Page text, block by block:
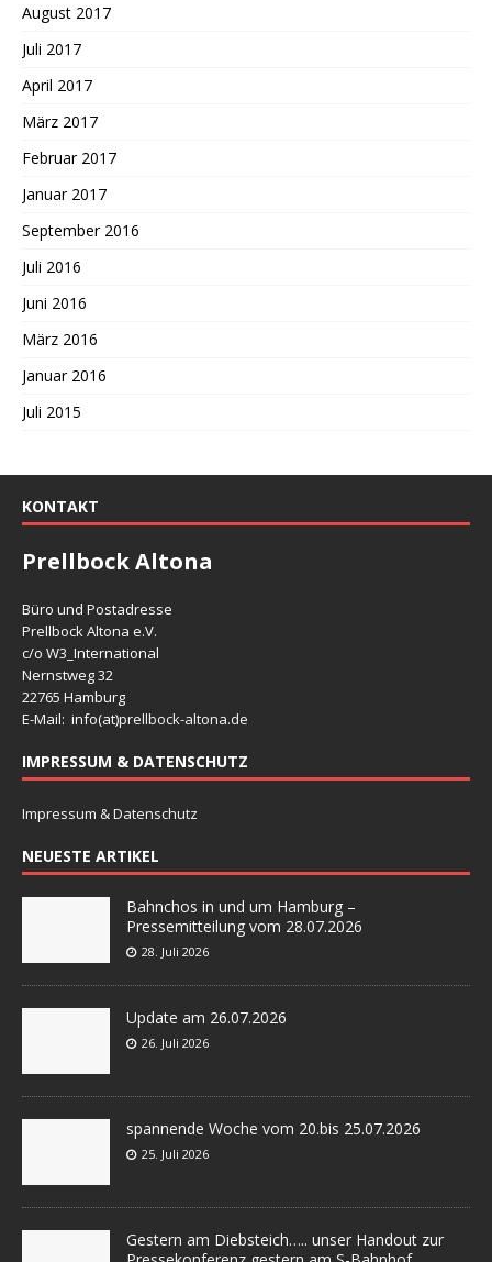
August 2017
Juli 2017
April 2017
März 2017
Februar 2017
Januar 2017
September 2016
Juli 2016
Juni 2016
März 2016
Januar 2016
Juli 2015
KONTAKT
Prellbock Altona
Büro und Postadresse
Prellbock Altona e.V.
c/o W3_International
Nernstweg 32
22765 Hamburg
E-Mail: info(at)prellbock-altona.de
IMPRESSUM & DATENSCHUTZ
Impressum & Datenschutz
NEUESTE ARTIKEL
Bahnchos in und um Hamburg –
Pressemitteilung vom 28.07.2026
28. Juli 2026
Update am 26.07.2026
26. Juli 2026
spannende Woche vom 20.bis 25.07.2026
25. Juli 2026
Gestern am Diebsteich….. unser Handout zur